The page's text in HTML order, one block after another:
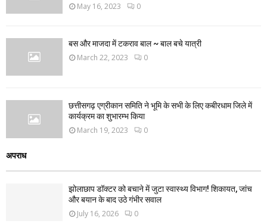
May 16, 2023 0
बस और माजदा में टकराव बाल ~ बाल बचे यात्री
March 22, 2023 0
छत्तीसगढ़ एग्रीकान समिति ने भूमि के सभी के लिए कबीरधाम जिले में
कार्यक्रम का शुभारम्भ किया
March 19, 2023 0
अपराध
झोलाछाप डॉक्टर को बचाने में जुटा स्वास्थ्य विभाग! शिकायत, जांच
और बयान के बाद उठे गंभीर सवाल
July 16, 2026 0